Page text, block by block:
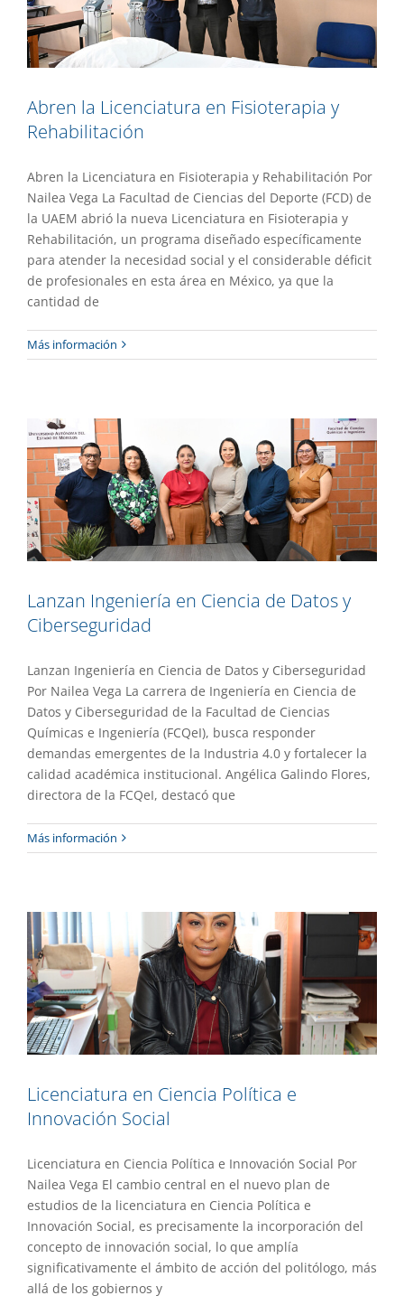
Abren la Licenciatura en Fisioterapia y
Rehabilitación
Abren la Licenciatura en Fisioterapia y Rehabilitación Por
Nailea Vega La Facultad de Ciencias del Deporte (FCD) de
la UAEM abrió la nueva Licenciatura en Fisioterapia y
Rehabilitación, un programa diseñado específicamente
para atender la necesidad social y el considerable déficit
de profesionales en esta área en México, ya que la
cantidad de
Más información
Lanzan Ingeniería en Ciencia de Datos y
Lanzan Ingeniería en Ciencia de Datos y
Ciberseguridad
Lanzan Ingeniería en Ciencia de Datos y Ciberseguridad
Por Nailea Vega La carrera de Ingeniería en Ciencia de
Datos y Ciberseguridad de la Facultad de Ciencias
Químicas e Ingeniería (FCQeI), busca responder
demandas emergentes de la Industria 4.0 y fortalecer la
calidad académica institucional. Angélica Galindo Flores,
directora de la FCQeI, destacó que
Más informaciónLicenciatura en Ciencia Política e
Licenciatura en Ciencia Política e
Innovación Social
Licenciatura en Ciencia Política e Innovación Social Por
Nailea Vega El cambio central en el nuevo plan de
estudios de la licenciatura en Ciencia Política e
Innovación Social, es precisamente la incorporación del
concepto de innovación social, lo que amplía
significativamente el ámbito de acción del politólogo, más
allá de los gobiernos y